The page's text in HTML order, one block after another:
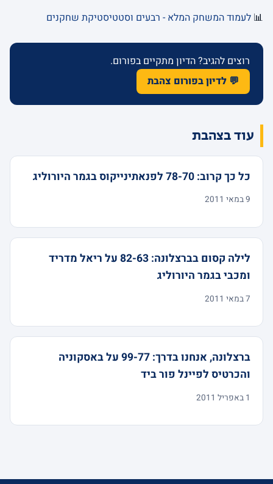
📊 לעמוד המשחק המלא - רבעים וסטטיסטיקת שחקנים
רוצים להגיב? הדיון מתקיים בפורום.
💬 לדיון בפורום צהבת
עוד בצהבת
כל כך קרוב: 78-70 לפנאתינייקוס בגמר היורוליג
9 במאי 2011
לילה קסום בברצלונה: 82-63 על ריאל מדריד
ומכבי בגמר היורוליג
7 במאי 2011
ברצלונה, אנחנו בדרך: 99-77 על באסקוניה
והכרטיס לפיינל פור ביד
1 באפריל 2011